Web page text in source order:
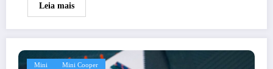
Leia mais
Mini Mini Cooper